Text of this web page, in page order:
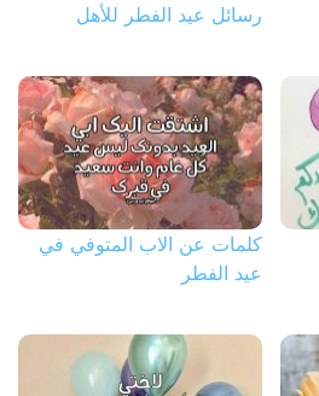
رسائل عيد الفطر للأهل
كلمات عن الاب المتوفي في
عيد الفطر